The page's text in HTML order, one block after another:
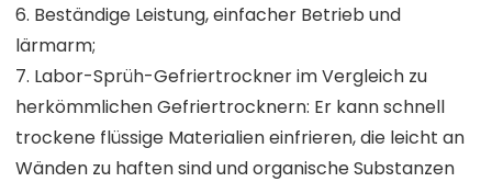
6. Beständige Leistung, einfacher Betrieb und
lärmarm;
7. Labor-Sprüh-Gefriertrockner im Vergleich zu
herkömmlichen Gefriertrocknern: Er kann schnell
trockene flüssige Materialien einfrieren, die leicht an
Wänden zu haften sind und organische Substanzen